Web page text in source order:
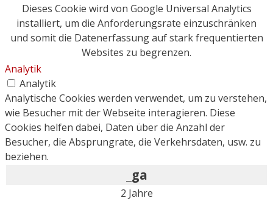
Dieses Cookie wird von Google Universal Analytics
installiert, um die Anforderungsrate einzuschränken
und somit die Datenerfassung auf stark frequentierten
Websites zu begrenzen.
Analytik
Analytik
Analytische Cookies werden verwendet, um zu verstehen,
wie Besucher mit der Webseite interagieren. Diese
Cookies helfen dabei, Daten über die Anzahl der
Besucher, die Absprungrate, die Verkehrsdaten, usw. zu
beziehen.
_ga
2 Jahre